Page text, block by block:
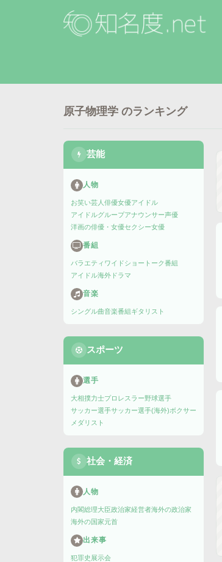
原子物理学 のランキング
芸能
人物
お笑い芸人 俳優女優アイドル
アイドルグループアナウンサー声優
洋画の俳優・女優セクシー女優
番組
バラエティ ワイドショー トーク番組
アイドル海外ドラマ
音楽
シングル曲音楽番組ギタリスト
スポーツ
選手
大相撲力士プロレスラー野球選手
サッカー選手サッカー選手(海外)ボクサー
メダリスト
社会・経済
人物
内閣総理大臣政治家経営者海外の政治家
海外の国家元首
出来事
犯罪史 展示会